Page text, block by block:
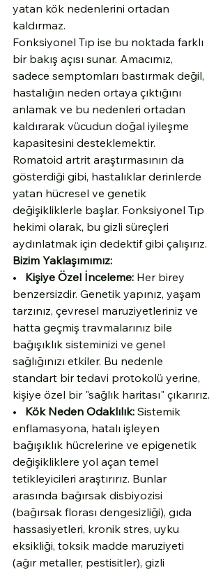
yatan kök nedenlerini ortadan
kaldırmaz.
Fonksiyonel Tıp ise bu noktada farklı
bir bakış açısı sunar. Amacımız,
sadece semptomları bastırmak değil,
hastalığın neden ortaya çıktığını
anlamak ve bu nedenleri ortadan
kaldırarak vücudun doğal iyileşme
kapasitesini desteklemektir.
Romatoid artrit araştırmasının da
gösterdiği gibi, hastalıklar derinlerde
yatan hücresel ve genetik
değişikliklerle başlar. Fonksiyonel Tıp
hekimi olarak, bu gizli süreçleri
aydınlatmak için dedektif gibi çalışırız.
Bizim Yaklaşımımız:
• Kişiye Özel İnceleme: Her birey
benzersizdir. Genetik yapınız, yaşam
tarzınız, çevresel maruziyetleriniz ve
hatta geçmiş travmalarınız bile
bağışıklık sisteminizi ve genel
sağlığınızı etkiler. Bu nedenle
standart bir tedavi protokolü yerine,
kişiye özel bir "sağlık haritası" çıkarırız.
• Kök Neden Odaklılık: Sistemik
enflamasyona, hatalı işleyen
bağışıklık hücrelerine ve epigenetik
değişikliklere yol açan temel
tetikleyicileri araştırırız. Bunlar
arasında bağırsak disbiyozisi
(bağırsak florası dengesizliği), gıda
hassasiyetleri, kronik stres, uyku
eksikliği, toksik madde maruziyeti
(ağır metaller, pestisitler), gizli